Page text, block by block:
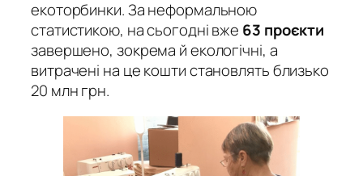
екоторбинки. За неформальною
статистикою, на сьогодні вже 63 проєкти
завершено, зокрема й екологічні, а
витрачені на це кошти становлять близько
20 млн грн.